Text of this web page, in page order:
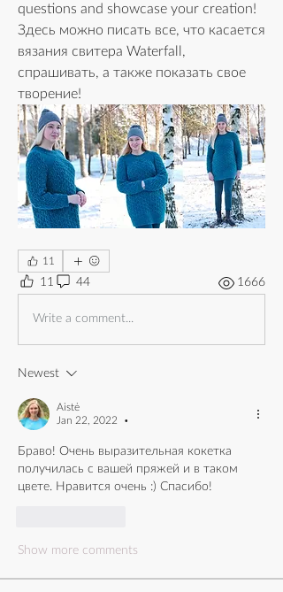
questions and showcase your creation!
Здесь можно писать все, что касается
вязания свитера Waterfall,
спрашивать, а также показать свое
творение!
11
11 44 1666
Write a comment...
Newest
Aistė
Jan 22, 2022
•
Браво! Очень выразительная кокетка
получилась с вашей пряжей и в таком
цвете. Нравится очень :) Спасибо!
Show more comments